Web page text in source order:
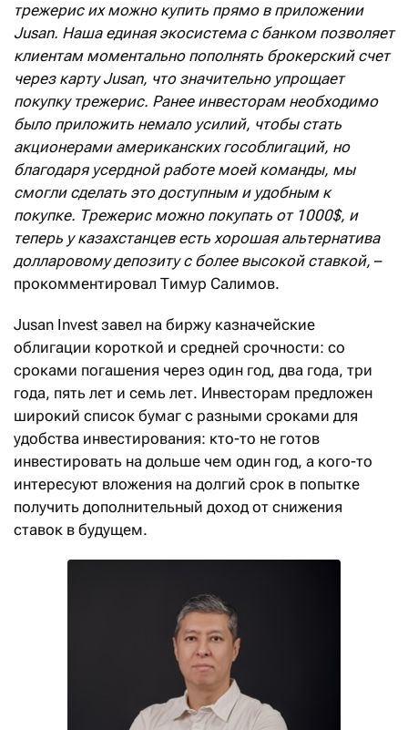
трежерис их можно купить прямо в приложении
Jusan. Наша единая экосистема с банком позволяет
клиентам моментально пополнять брокерский счет
через карту Jusan, что значительно упрощает
покупку трежерис. Ранее инвесторам необходимо
было приложить немало усилий, чтобы стать
акционерами американских гособлигаций, но
благодаря усердной работе моей команды, мы
смогли сделать это доступным и удобным к
покупке. Трежерис можно покупать от 1000$, и
теперь у казахстанцев есть хорошая альтернатива
долларовому депозиту с более высокой ставкой, –
прокомментировал Тимур Салимов.
Jusan Invest завел на биржу казначейские
облигации короткой и средней срочности: со
сроками погашения через один год, два года, три
года, пять лет и семь лет. Инвесторам предложен
широкий список бумаг с разными сроками для
удобства инвестирования: кто-то не готов
инвестировать на дольше чем один год, а кого-то
интересуют вложения на долгий срок в попытке
получить дополнительный доход от снижения
ставок в будущем.